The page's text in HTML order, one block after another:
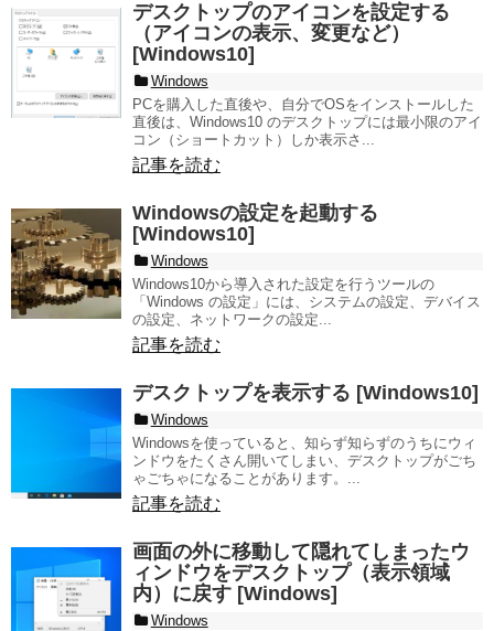
デスクトップのアイコンを設定する
（アイコンの表示、変更など）
[Windows10]
Windows
PCを購入した直後や、自分でOSをインストールした
直後は、Windows10 のデスクトップには最小限のアイ
コン（ショートカット）しか表示さ...
記事を読む
Windowsの設定を起動する
[Windows10]
Windows
Windows10から導入された設定を行うツールの
「Windows の設定」には、システムの設定、デバイス
の設定、ネットワークの設定...
記事を読む
デスクトップを表示する [Windows10]
Windows
Windowsを使っていると、知らず知らずのうちにウィ
ンドウをたくさん開いてしまい、デスクトップがごち
ゃごちゃになることがあります。...
記事を読む
画面の外に移動して隠れてしまったウ
ィンドウをデスクトップ（表示領域
内）に戻す [Windows]
Windows